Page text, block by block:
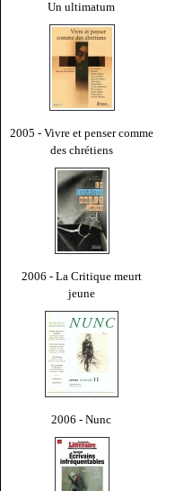
Un ultimatum
2005 - Vivre et penser comme
des chrétiens
2006 - La Critique meurt
jeune
2006 - Nunc